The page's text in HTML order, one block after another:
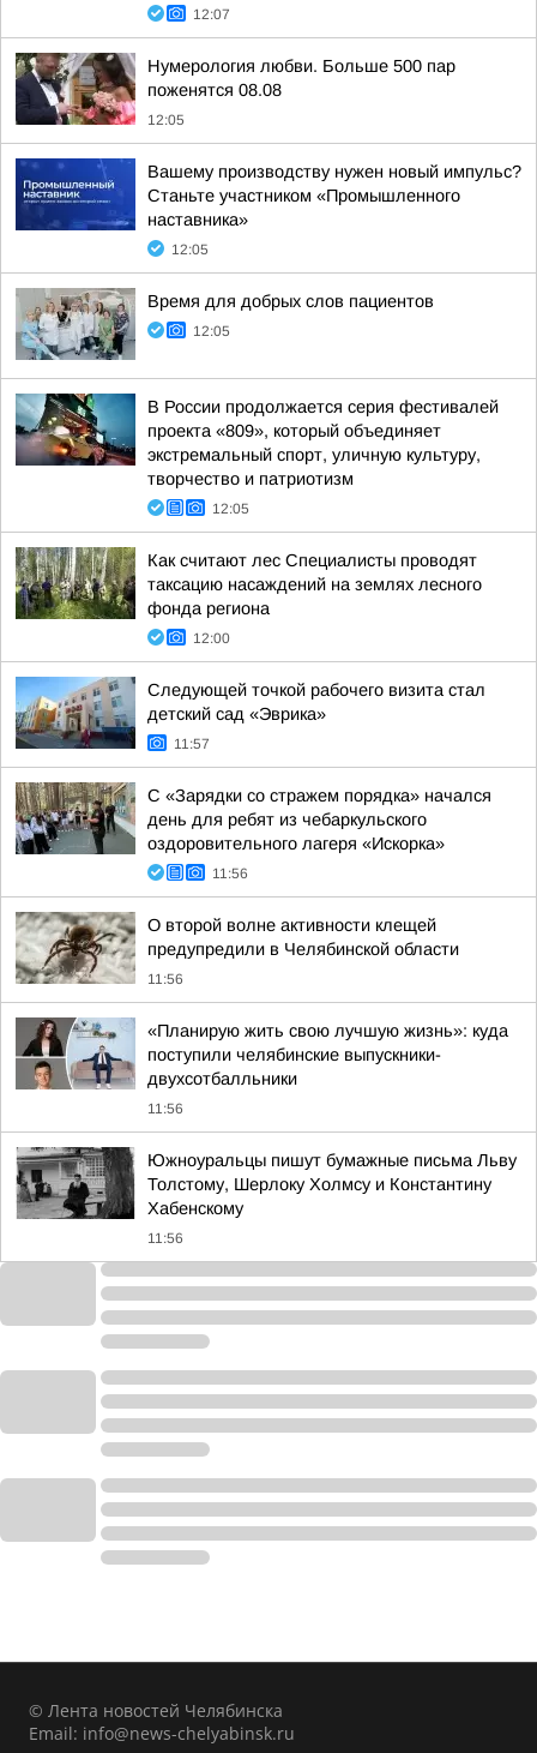
12:07
Нумерология любви. Больше 500 пар
поженятся 08.08
12:05
Вашему производству нужен новый импульс?
Станьте участником «Промышленного
наставника»
12:05
Время для добрых слов пациентов
12:05
В России продолжается серия фестивалей
проекта «809», который объединяет
экстремальный спорт, уличную культуру,
творчество и патриотизм
12:05
Как считают лес Специалисты проводят
таксацию насаждений на землях лесного
фонда региона
12:00
Следующей точкой рабочего визита стал
детский сад «Эврика»
11:57
С «Зарядки со стражем порядка» начался
день для ребят из чебаркульского
оздоровительного лагеря «Искорка»
11:56
О второй волне активности клещей
предупредили в Челябинской области
11:56
«Планирую жить свою лучшую жизнь»: куда
поступили челябинские выпускники-
двухсотбалльники
11:56
Южноуральцы пишут бумажные письма Льву
Толстому, Шерлоку Холмсу и Константину
Хабенскому
11:56
© Лента новостей Челябинска
Email: info@news-chelyabinsk.ru